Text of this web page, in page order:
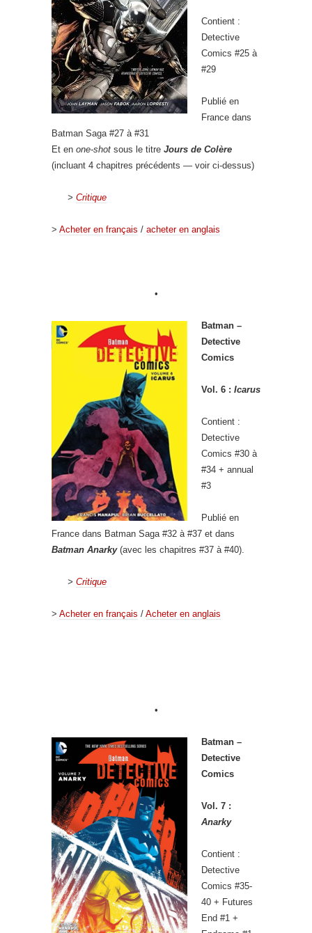
Contient :
Detective
Comics #25 à
#29
Publié en
France dans
Batman Saga #27 à #31
Et en one-shot sous le titre Jours de Colère
(incluant 4 chapitres précédents — voir ci-dessus)
> Critique
> Acheter en français / acheter en anglais
•
Batman –
Detective
Comics
Vol. 6 : Icarus
Contient :
Detective
Comics #30 à
#34 + annual
#3
Publié en
France dans Batman Saga #32 à #37 et dans
Batman Anarky(avec les chapitres #37 à #40).
> Critique
> Acheter en français / Acheter en anglais
•
Batman –
Detective
Comics
Vol. 7 :
Anarky
Contient :
Detective
Comics #35-
40 + Futures
End #1 +